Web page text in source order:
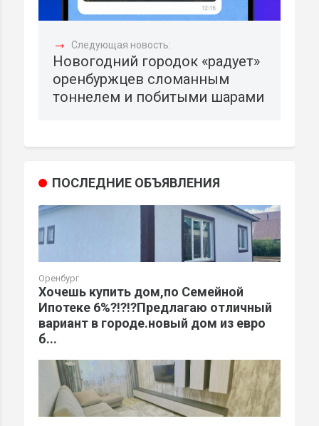
→ Следующая новость:
Новогодний городок «радует»
оренбуржцев сломанным
тоннелем и побитыми шарами
ПОСЛЕДНИЕ ОБЪЯВЛЕНИЯ
Оренбург
Хочешь купить дом,по Семейной
Ипотеке 6%?!?!?Предлагаю отличный
вариант в городе.новый дом из евро
б...